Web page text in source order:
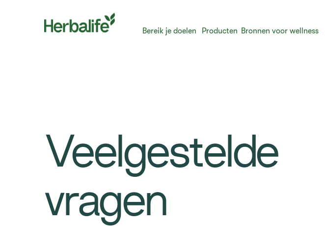
Bereik je doelen Producten Bronnen voor wellness
Veelgestelde
vragen